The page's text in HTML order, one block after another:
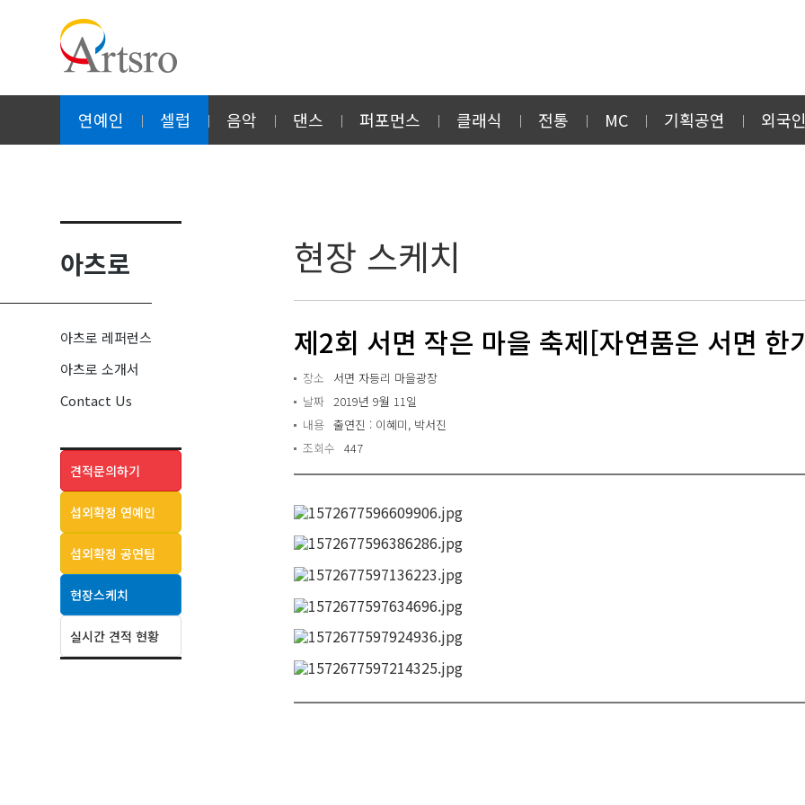
연예인 셀럽 음악 댄스 퍼포먼스 클래식 전통 MC 기획공연 외국
아츠로
아츠로 레퍼런스
아츠로 소개서
Contact Us
견적문의하기
섭외확정 연예인
섭외확정 공연팀
현장스케치
실시간 견적 현황
현장 스케치
제2회 서면 작은 마을 축제[자연품은 서면 한
장소
서면 자등리 마을광장
날짜 2019년 9월 11일
내용 출연진 : 이혜미, 박서진
조회수 447